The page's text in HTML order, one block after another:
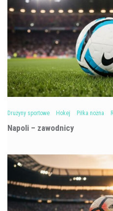
Drużyny sportowe Hokej Piłka nożna
Napoli – zawodnicy